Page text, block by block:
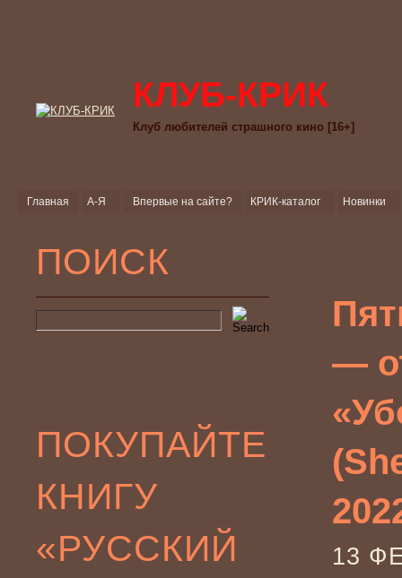
КЛУБ-КРИК
Клуб любителей страшного кино [16+]
Главная А-Я Впервые на сайте? КРИК-каталог Новинки
ПОИСК
ПОКУПАЙТЕ
КНИГУ
«РУССКИЙ
—
13